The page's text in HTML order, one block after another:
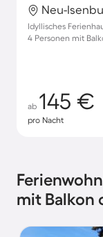
Neu-
Idyllisches
4 Personen mit
ab 145 €
pro Nacht
mit Balkon